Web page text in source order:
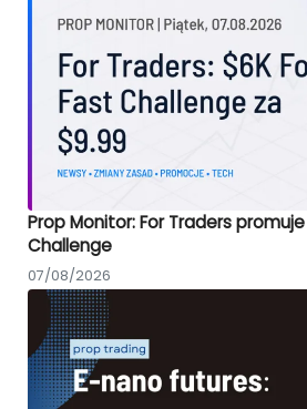
Prop Monitor: For Traders
Challenge
07/08/2026